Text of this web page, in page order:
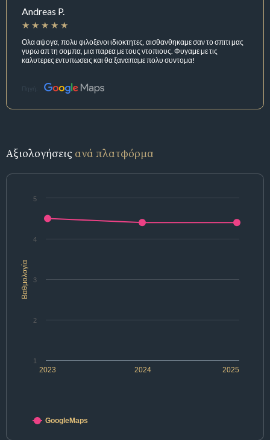
Andreas P.
Ολα αψογα, πολυ φιλοξενοι ιδιοκτητες, αισθανθηκαμε σαν το σπιτι μας
γυρω απ τη σομπα, μια παρεα με τους ντοπιους. Φυγαμε με τις
καλυτερες εντυπωσεις και θα ξαναπαμε πολυ συντομα!
Πηγή:
Αξιολογήσεις ανά πλατφόρμα
Βαθμολογία
2023 2024 2025
1
2
3
4
5
GoogleMaps